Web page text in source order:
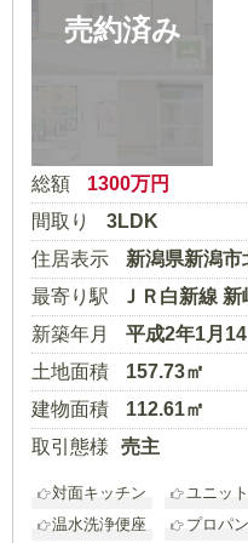
売約済み
総額 1300万円
間取り
3LDK
住居表示
最寄り駅
ＪＲ白新線
新築年月
平成2年1月14
土地面積
157.73㎡
建物面積
112.61㎡
取引態様
売主
対面キッチン ユニッ
温水洗浄便座
プロパ